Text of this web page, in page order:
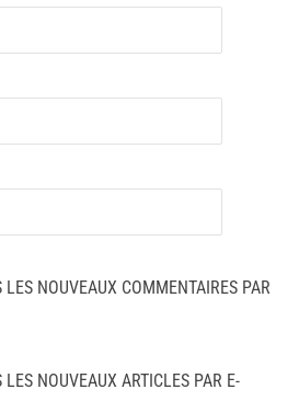
NOUVEAUX COMMENTAIRES PAR
NOUVEAUX ARTICLES PAR E-